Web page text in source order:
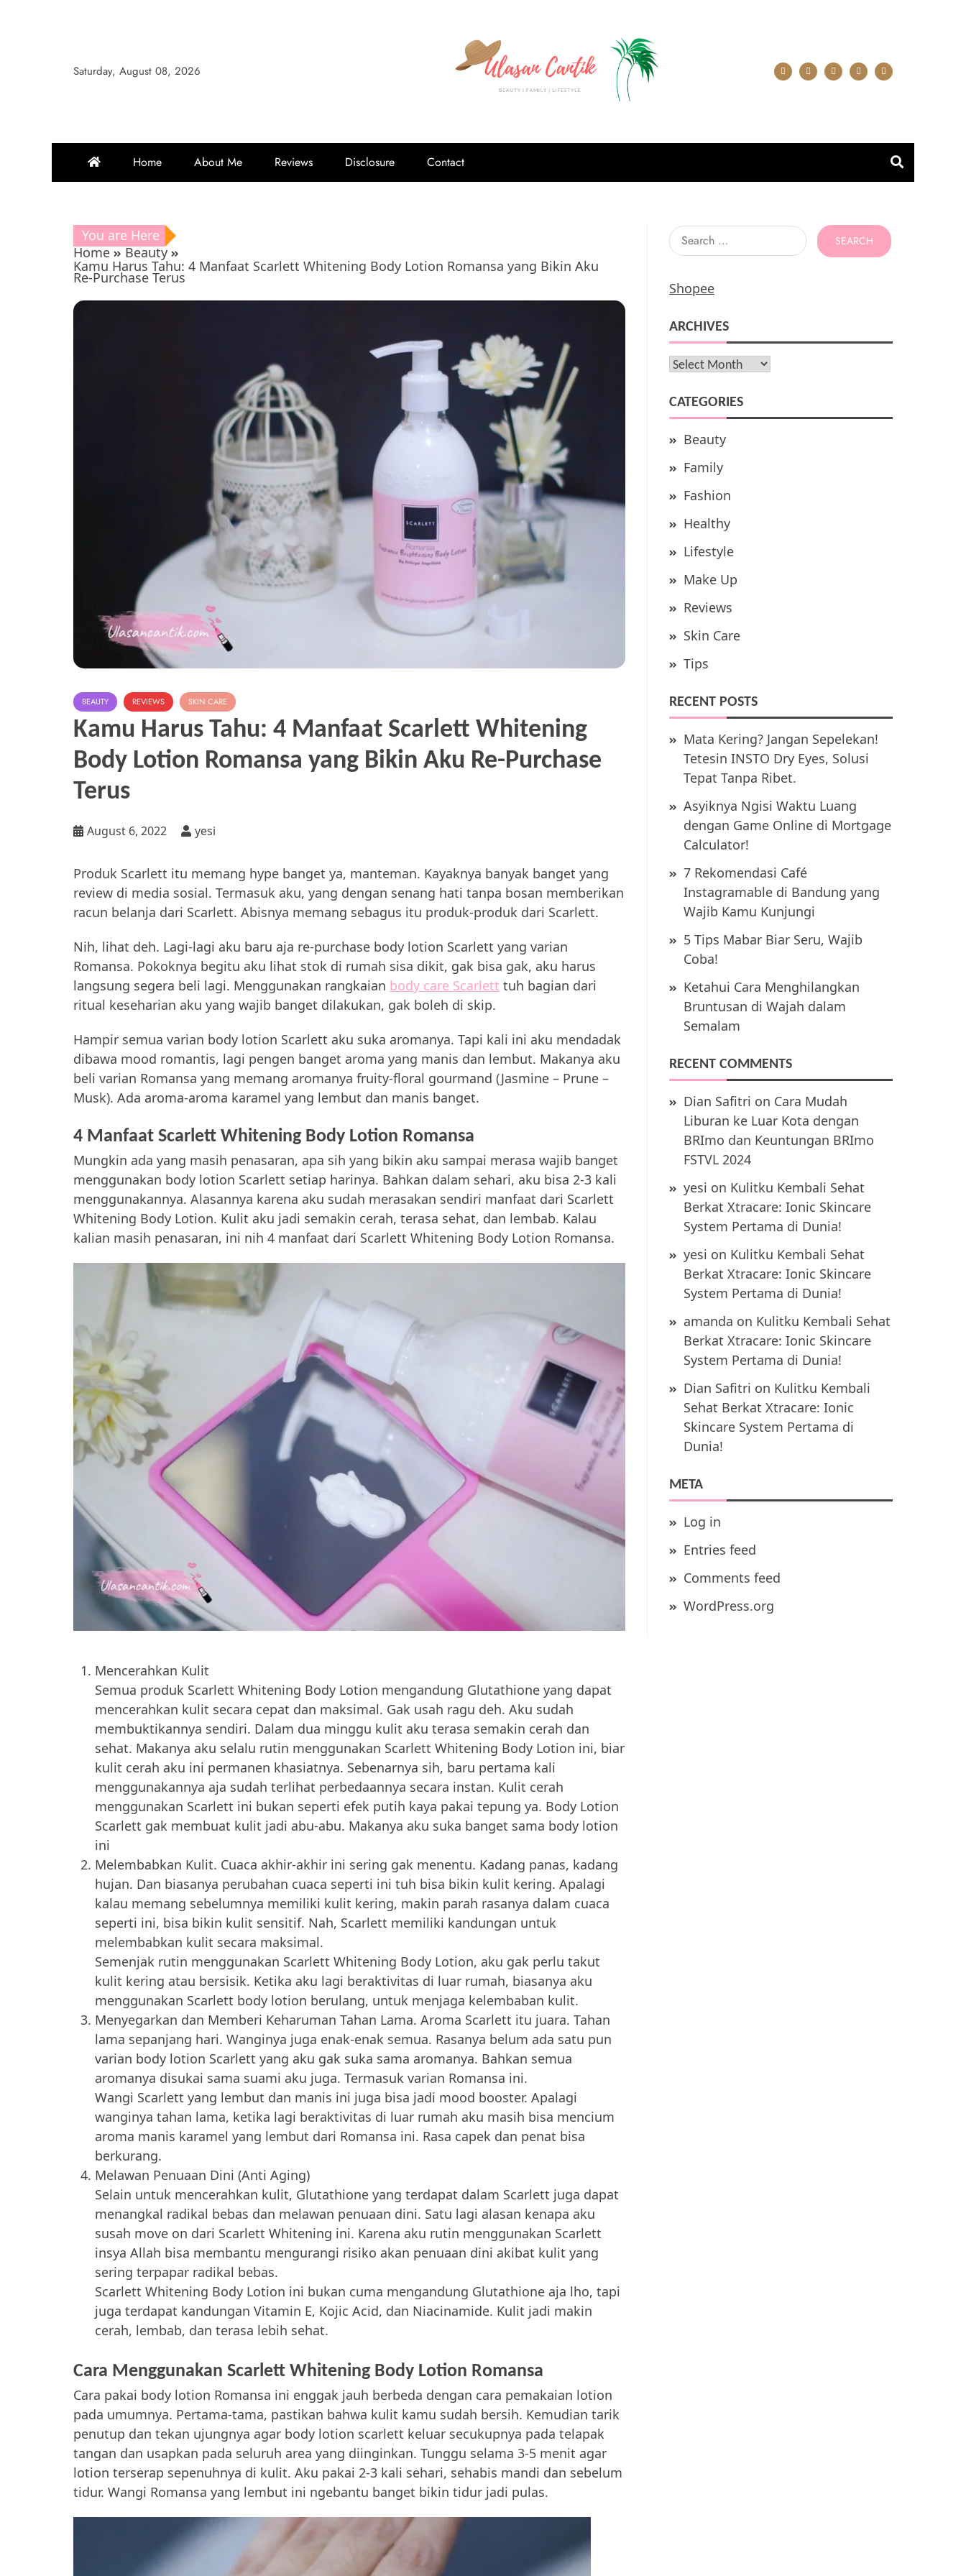
Saturday, August 08, 2026
Home About Me Reviews Disclosure Contact
You are Here
Home
Beauty
Kamu Harus Tahu: 4 Manfaat Scarlett Whitening Body Lotion Romansa yang Bikin Aku
Re-Purchase Terus
BEAUTY REVIEWS SKIN CARE
Kamu Harus Tahu: 4 Manfaat Scarlett Whitening
Body Lotion Romansa yang Bikin Aku Re-Purchase
Terus
August 6, 2022 yesi
Produk Scarlett itu memang hype banget ya, manteman. Kayaknya banyak banget yang
review di media sosial. Termasuk aku, yang dengan senang hati tanpa bosan memberikan
racun belanja dari Scarlett. Abisnya memang sebagus itu produk-produk dari Scarlett.
Nih, lihat deh. Lagi-lagi aku baru aja re-purchase body lotion Scarlett yang varian
Romansa. Pokoknya begitu aku lihat stok di rumah sisa dikit, gak bisa gak, aku harus
langsung segera beli lagi. Menggunakan rangkaian body care Scarlett tuh bagian dari
ritual keseharian aku yang wajib banget dilakukan, gak boleh di skip.
Hampir semua varian body lotion Scarlett aku suka aromanya. Tapi kali ini aku mendadak
dibawa mood romantis, lagi pengen banget aroma yang manis dan lembut. Makanya aku
beli varian Romansa yang memang aromanya fruity-floral gourmand (Jasmine – Prune –
Musk). Ada aroma-aroma karamel yang lembut dan manis banget.
4 Manfaat Scarlett Whitening Body Lotion Romansa
Mungkin ada yang masih penasaran, apa sih yang bikin aku sampai merasa wajib banget
menggunakan body lotion Scarlett setiap harinya. Bahkan dalam sehari, aku bisa 2-3 kali
menggunakannya. Alasannya karena aku sudah merasakan sendiri manfaat dari Scarlett
Whitening Body Lotion. Kulit aku jadi semakin cerah, terasa sehat, dan lembab. Kalau
kalian masih penasaran, ini nih 4 manfaat dari Scarlett Whitening Body Lotion Romansa.
Mencerahkan Kulit
Semua produk Scarlett Whitening Body Lotion mengandung Glutathione yang dapat
mencerahkan kulit secara cepat dan maksimal. Gak usah ragu deh. Aku sudah
membuktikannya sendiri. Dalam dua minggu kulit aku terasa semakin cerah dan
sehat. Makanya aku selalu rutin menggunakan Scarlett Whitening Body Lotion ini, biar
kulit cerah aku ini permanen khasiatnya. Sebenarnya sih, baru pertama kali
menggunakannya aja sudah terlihat perbedaannya secara instan. Kulit cerah
menggunakan Scarlett ini bukan seperti efek putih kaya pakai tepung ya. Body Lotion
Scarlett gak membuat kulit jadi abu-abu. Makanya aku suka banget sama body lotion
ini
Melembabkan Kulit. Cuaca akhir-akhir ini sering gak menentu. Kadang panas, kadang
hujan. Dan biasanya perubahan cuaca seperti ini tuh bisa bikin kulit kering. Apalagi
kalau memang sebelumnya memiliki kulit kering, makin parah rasanya dalam cuaca
seperti ini, bisa bikin kulit sensitif. Nah, Scarlett memiliki kandungan untuk
melembabkan kulit secara maksimal.
Semenjak rutin menggunakan Scarlett Whitening Body Lotion, aku gak perlu takut
kulit kering atau bersisik. Ketika aku lagi beraktivitas di luar rumah, biasanya aku
menggunakan Scarlett body lotion berulang, untuk menjaga kelembaban kulit.
Menyegarkan dan Memberi Keharuman Tahan Lama. Aroma Scarlett itu juara. Tahan
lama sepanjang hari. Wanginya juga enak-enak semua. Rasanya belum ada satu pun
varian body lotion Scarlett yang aku gak suka sama aromanya. Bahkan semua
aromanya disukai sama suami aku juga. Termasuk varian Romansa ini.
Wangi Scarlett yang lembut dan manis ini juga bisa jadi mood booster. Apalagi
wanginya tahan lama, ketika lagi beraktivitas di luar rumah aku masih bisa mencium
aroma manis karamel yang lembut dari Romansa ini. Rasa capek dan penat bisa
berkurang.
Melawan Penuaan Dini (Anti Aging)
Selain untuk mencerahkan kulit, Glutathione yang terdapat dalam Scarlett juga dapat
menangkal radikal bebas dan melawan penuaan dini. Satu lagi alasan kenapa aku
susah move on dari Scarlett Whitening ini. Karena aku rutin menggunakan Scarlett
insya Allah bisa membantu mengurangi risiko akan penuaan dini akibat kulit yang
sering terpapar radikal bebas.
Scarlett Whitening Body Lotion ini bukan cuma mengandung Glutathione aja lho, tapi
juga terdapat kandungan Vitamin E, Kojic Acid, dan Niacinamide. Kulit jadi makin
cerah, lembab, dan terasa lebih sehat.
Cara Menggunakan Scarlett Whitening Body Lotion Romansa
Cara pakai body lotion Romansa ini enggak jauh berbeda dengan cara pemakaian lotion
pada umumnya. Pertama-tama, pastikan bahwa kulit kamu sudah bersih. Kemudian tarik
penutup dan tekan ujungnya agar body lotion scarlett keluar secukupnya pada telapak
tangan dan usapkan pada seluruh area yang diinginkan. Tunggu selama 3-5 menit agar
lotion terserap sepenuhnya di kulit. Aku pakai 2-3 kali sehari, sehabis mandi dan sebelum
tidur. Wangi Romansa yang lembut ini ngebantu banget bikin tidur jadi pulas.
Search
for:
Shopee
ARCHIVES
Archives
CATEGORIES
Beauty
Family
Fashion
Healthy
Lifestyle
Make Up
Reviews
Skin Care
Tips
RECENT POSTS
Mata Kering? Jangan Sepelekan!
Tetesin INSTO Dry Eyes, Solusi
Tepat Tanpa Ribet.
Asyiknya Ngisi Waktu Luang
dengan Game Online di Mortgage
Calculator!
7 Rekomendasi Café
Instagramable di Bandung yang
Wajib Kamu Kunjungi
5 Tips Mabar Biar Seru, Wajib
Coba!
Ketahui Cara Menghilangkan
Bruntusan di Wajah dalam
Semalam
RECENT COMMENTS
Dian Safitri on Cara Mudah
Liburan ke Luar Kota dengan
BRImo dan Keuntungan BRImo
FSTVL 2024
yesi on Kulitku Kembali Sehat
Berkat Xtracare: Ionic Skincare
System Pertama di Dunia!
yesi on Kulitku Kembali Sehat
Berkat Xtracare: Ionic Skincare
System Pertama di Dunia!
amanda on Kulitku Kembali Sehat
Berkat Xtracare: Ionic Skincare
System Pertama di Dunia!
Dian Safitri on Kulitku Kembali
Sehat Berkat Xtracare: Ionic
Skincare System Pertama di
Dunia!
META
Log in
Entries feed
Comments feed
WordPress.org